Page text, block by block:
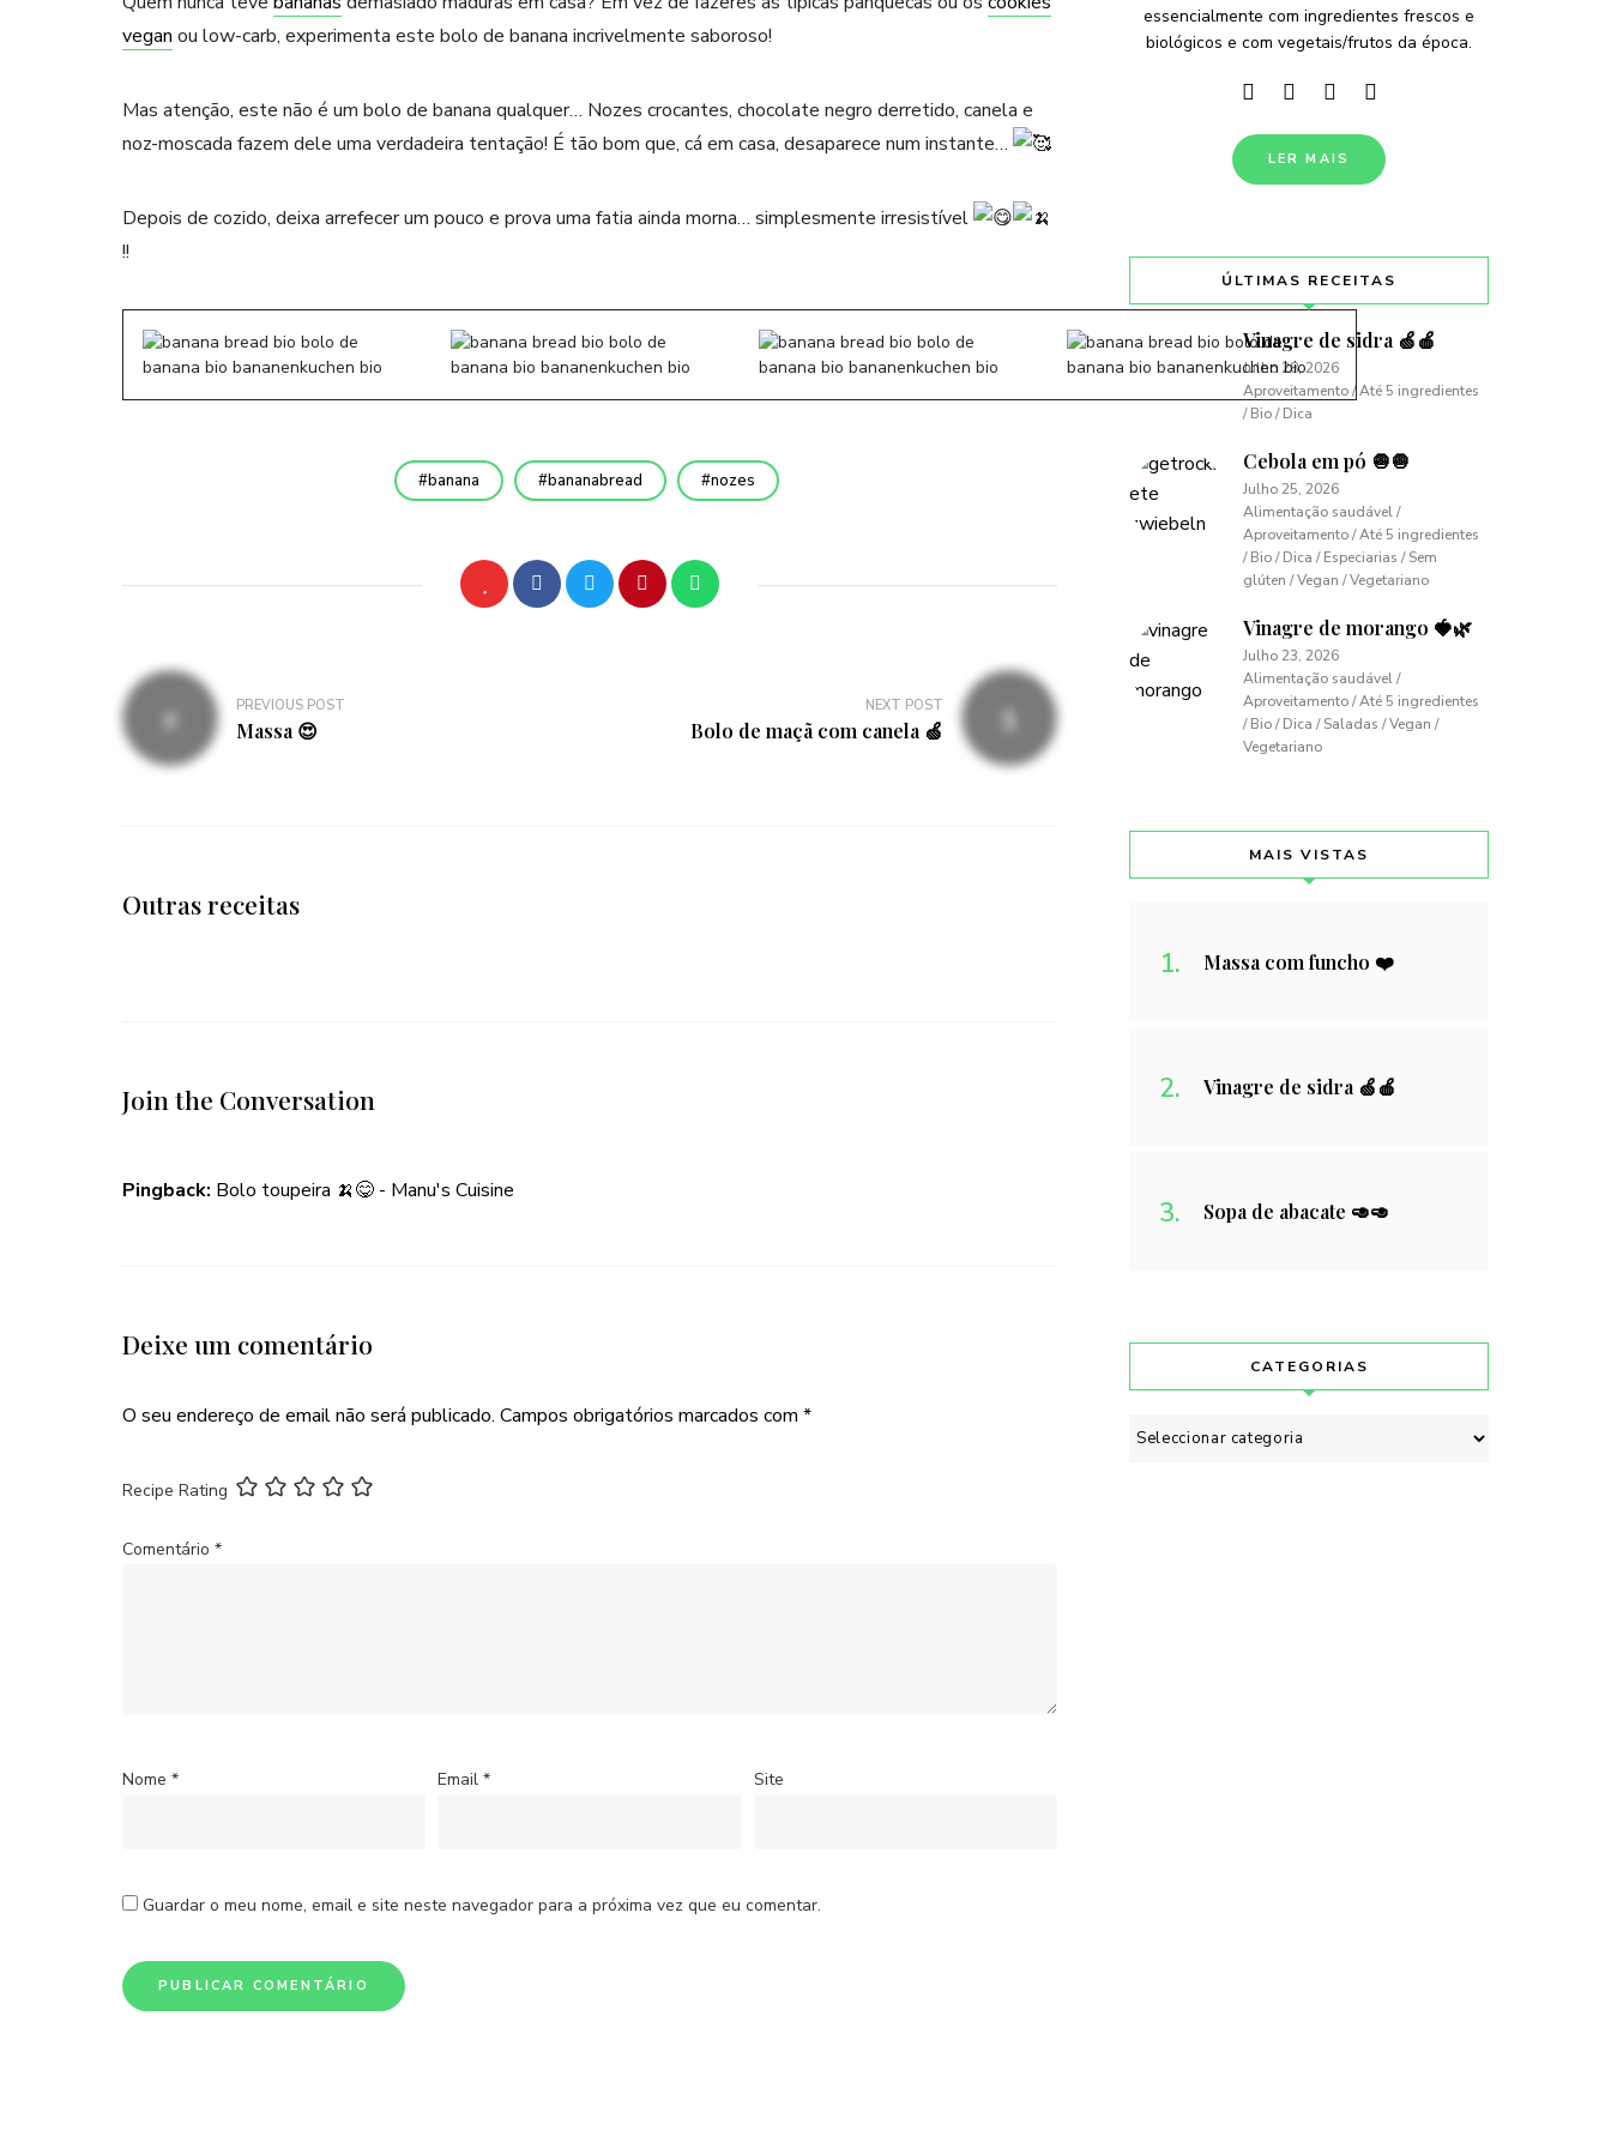
vegan ou low-carb, experimenta este bolo de banana incrivelmente saboroso!
Mas atenção, este não é um bolo de banana qualquer… Nozes crocantes, chocolate negro derretido, canela e
noz-moscada fazem dele uma verdadeira tentação! É tão bom que, cá em casa, desaparece num instante…
Depois de cozido, deixa arrefecer um pouco e prova uma fatia ainda morna… simplesmente irresistível
!!
banana bananabread nozes
Navegação
de
artigos
PREVIOUS POST
Massa 😍
NEXT POST
Bolo de maçã com canela 🍏
Outras receitas
Join the Conversation
Pingback: Bolo toupeira 🍌😋 - Manu's Cuisine
Deixe um comentário
O seu endereço de email não será publicado. Campos obrigatórios marcados com *
Recipe Rating
Comentário *
Nome * Email* Site
Guardar o meu nome, email e site neste navegador para a próxima vez que eu comentar.
essencialmente com ingredientes frescos e
biológicos e com vegetais/frutos da época.
LER MAIS
ÚLTIMAS RECEITAS
Vinagre de sidra 🍏🍎
Julho 28, 2026
Aproveitamento / Até 5 ingredientes
/ Bio / Dica
Cebola em pó 🧅🧅
Julho 25, 2026
Alimentação saudável /
Aproveitamento / Até 5 ingredientes
/ Bio / Dica / Especiarias / Sem
glúten / Vegan / Vegetariano
Vinagre de morango 🍓🌿
Julho 23, 2026
Alimentação saudável /
Aproveitamento / Até 5 ingredientes
/ Bio / Dica / Saladas / Vegan /
Vegetariano
MAIS VISTAS
Massa com funcho ❤️
Vinagre de sidra 🍏🍎
Sopa de abacate 🥑🥑
CATEGORIAS
Categorias